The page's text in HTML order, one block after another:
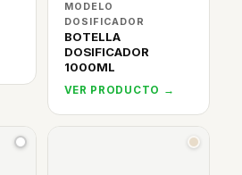
MODELO
DOSIFICADOR
BOTELLA
DOSIFICADOR
1000ML
VER PRODUCTO →